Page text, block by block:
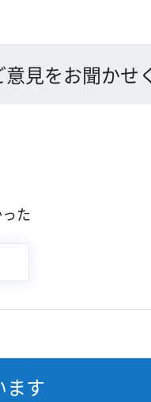
見をお聞かせ
た
ます